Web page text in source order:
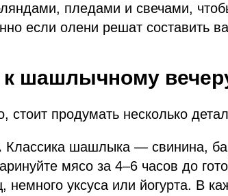
пледами и свечами,
если олени решат составить
к шашлычному
продумать несколько
Классика шашлыка — свинина,
мясо за 4–6 часов до
немного уксуса или йогурта. В